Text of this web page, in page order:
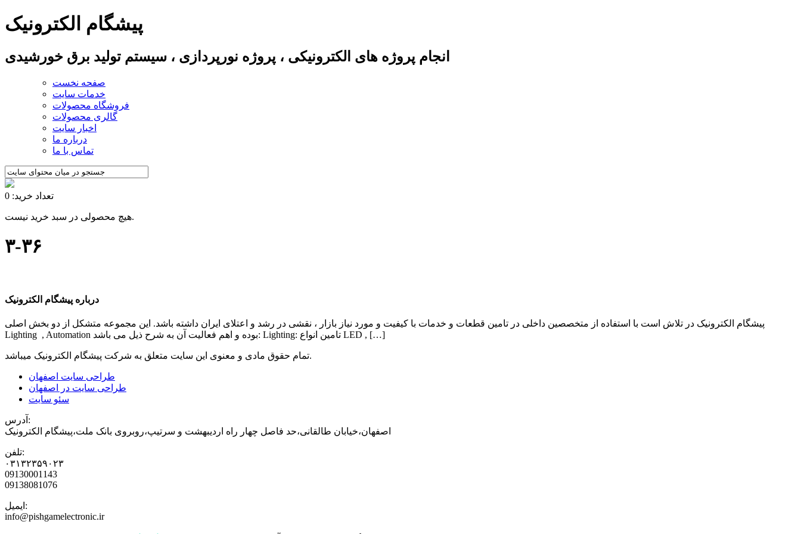
پیشگام الکترونیک
انجام پروژه های الکترونیکی ، پروژه نورپردازی ، سیستم تولید برق خورشیدی
صفحه نخست
خدمات سایت
فروشگاه محصولات
گالری محصولات
اخبار سایت
درباره ما
تماس با ما
تعداد خرید: 0
هیچ محصولی در سبد خرید نیست.
۳-۳۶
درباره پیشگام الکترونیک
پیشگام الکترونیک در تلاش است با استفاده از متخصصین داخلی در تامین قطعات و خدمات با کیفیت و مورد نیاز بازار ، نقشی در رشد و اعتلای ایران داشته باشد. این مجموعه متشکل از دو بخش اصلی
Lighting , Automation بوده و اهم فعالیت آن به شرح ذیل می باشد: Lighting: تامین انواع LED , […]
تمام حقوق مادی و معنوی این سایت متعلق به شرکت پیشگام الکترونیک میباشد.
طراحی سایت اصفهان
طراحی سایت در اصفهان
سئو سایت
آدرس:
اصفهان،خیابان طالقانی،حد فاصل چهار راه اردیبهشت و سرتیپ،روبروی بانک ملت،پیشگام الکترونیک
تلفن:
۰۳۱۳۲۳۵۹۰۲۳
09130001143
09138081076
ایمیل:
info@pishgamelectronic.ir